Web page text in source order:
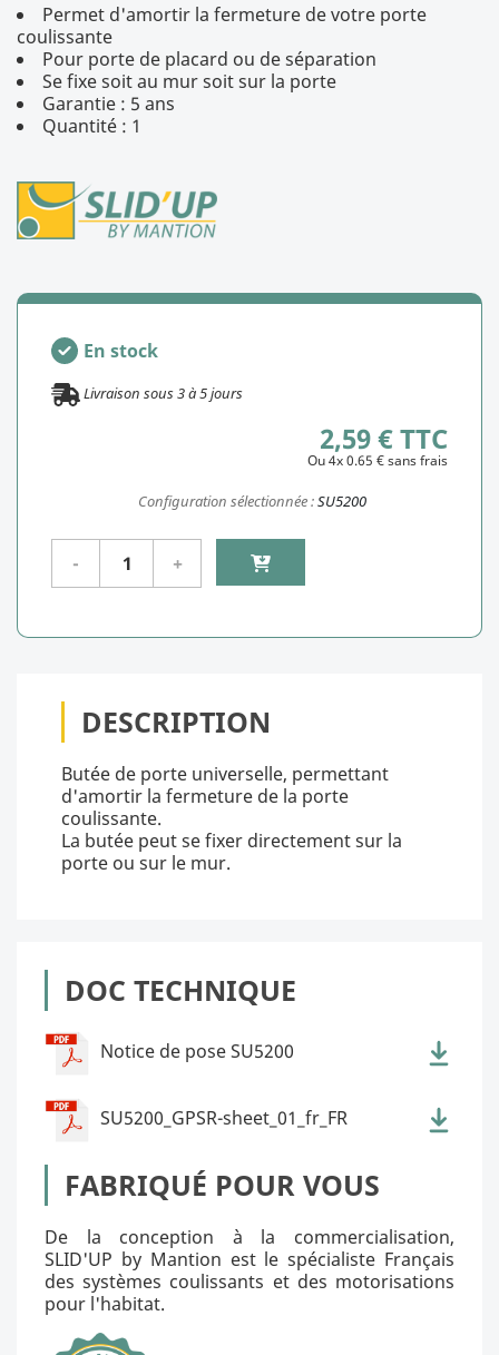
Permet d'amortir la fermeture de votre porte
coulissante
Pour porte de placard ou de séparation
Se fixe soit au mur soit sur la porte
Garantie : 5 ans
Quantité : 1
En stock
Livraison sous3à5jours
2,59 € TTC
Ou 4x 0.65 € sans frais
Configuration sélectionnée :SU5200
DESCRIPTION
Butée de porte universelle, permettant
d'amortir la fermeture de la porte
coulissante.
La butée peut se fixer directement sur la
porte ou sur le mur.
DOC TECHNIQUE
Notice de pose SU5200
SU5200_GPSR-sheet_01_fr_FR
FABRIQUÉ POUR VOUS
De la conception à la commercialisation,
SLID'UP by Mantion est le spécialiste Français
des systèmes coulissants et des motorisations
pour l'habitat.